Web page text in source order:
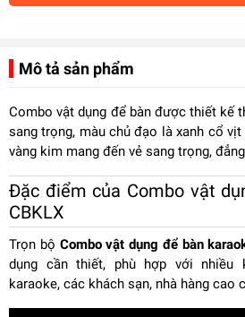
Mô tả sản phẩm
Combo vật dụng để bàn được thiết kế
sang trọng, màu chủ đạo là xanh cổ
vàng kim mang đến vẻ sang trọng,
Đặc điểm của Combo vật
CBKLX
Trọn bộ Combo vật dụng để bàn
dụng cần thiết, phù hợp với nhiều
karaoke, các khách sạn, nhà hàng cao